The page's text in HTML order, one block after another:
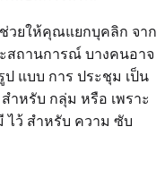
วยให้คุณแยกบุคลิก จาก
ถานการณ์ บางคนอาจ
ป แบบ การ ประชุม เป็น
าหรับ กลุ่ม หรือ เพราะ
ไว้ สําหรับ ความ ซับ